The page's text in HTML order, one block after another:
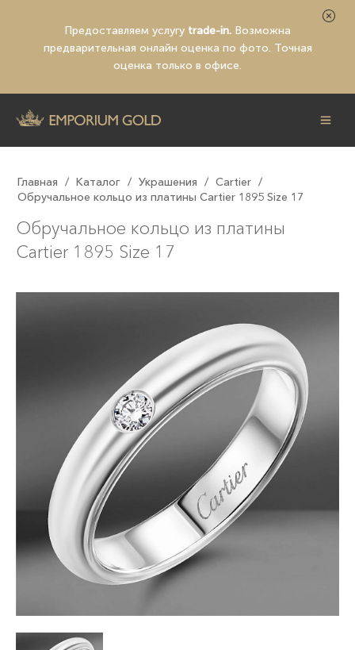
Предоставляем услугу trade-in. Возможна
предварительная онлайн оценка по фото. Точная
оценка только в офисе.
Главная / Каталог / Украшения / Cartier /
Обручальное кольцо из платины Cartier 1895 Size 17
Обручальное кольцо из платины
Cartier 1895 Size 17